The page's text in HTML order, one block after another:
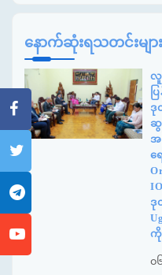
နောက်ဆုံးရသတင်းများ
လူ
ပ
ဒု
ဆွ
အ
ရ
ဒု
ကို
၀